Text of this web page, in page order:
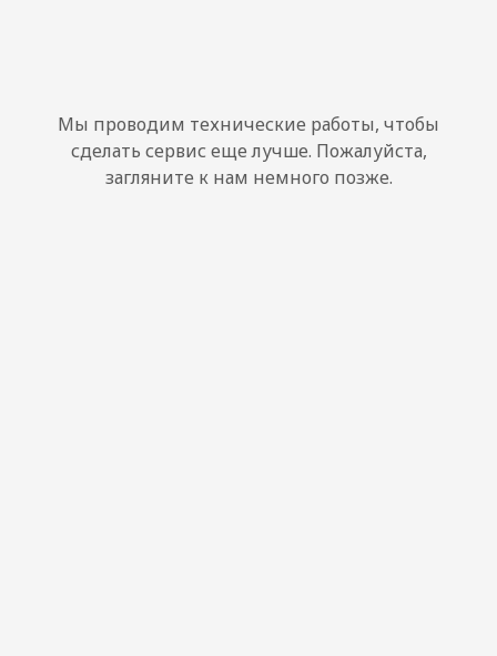
Мы проводим технические работы, чтобы
сделать сервис еще лучше. Пожалуйста,
загляните к нам немного позже.